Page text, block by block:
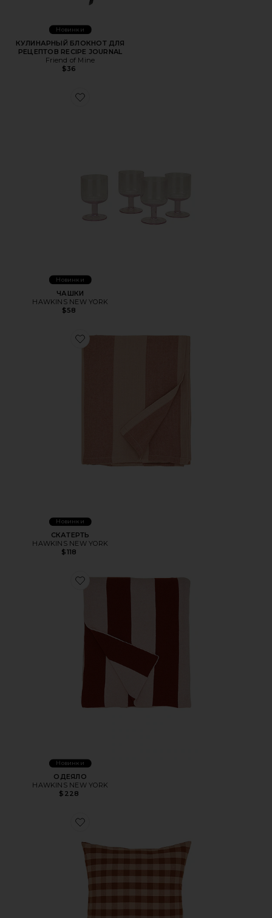
Новинки
КУЛИНАРНЫЙ БЛОКНОТ ДЛЯ
РЕЦЕПТОВ RECIPE JOURNAL
Friend of Mine
$36
Favorite ЧАШКИ
Новинки
ЧАШКИ
HAWKINS NEW YORK
$58
Favorite СКАТЕРТЬ
Новинки
СКАТЕРТЬ
HAWKINS NEW YORK
$118
Favorite ОДЕЯЛО
Новинки
ОДЕЯЛО
HAWKINS NEW YORK
$228
Favorite ПОДУШКА ESSENTIAL GINGHAM